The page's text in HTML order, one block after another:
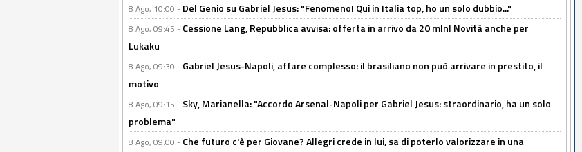
8 Ago, 10:00 - Del Genio su Gabriel Jesus: "Fenomeno! Qui in Italia top, ho un solo dubbio..."
8 Ago, 09:45 - Cessione Lang, Repubblica avvisa: offerta in arrivo da 20 mln! Novità anche per
Lukaku
8 Ago, 09:30 - Gabriel Jesus-Napoli, affare complesso: il brasiliano non può arrivare in prestito, il
motivo
8 Ago, 09:15 - Sky, Marianella: "Accordo Arsenal-Napoli per Gabriel Jesus: straordinario, ha un solo
problema"
8 Ago, 09:00 - Che futuro c'è per Giovane? Allegri crede in lui, sa di poterlo valorizzare in una